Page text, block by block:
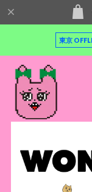
東京